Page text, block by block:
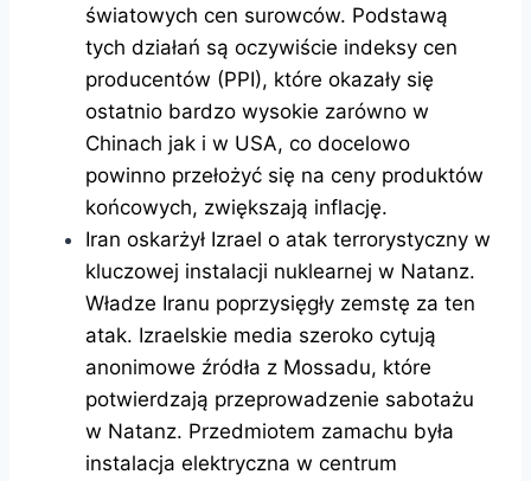
światowych cen surowców. Podstawą
tych działań są oczywiście indeksy cen
producentów (PPI), które okazały się
ostatnio bardzo wysokie zarówno w
Chinach jak i w USA, co docelowo
powinno przełożyć się na ceny produktów
końcowych, zwiększają inflację.
Iran oskarżył Izrael o atak terrorystyczny w
kluczowej instalacji nuklearnej w Natanz.
Władze Iranu poprzysięgły zemstę za ten
atak. Izraelskie media szeroko cytują
anonimowe źródła z Mossadu, które
potwierdzają przeprowadzenie sabotażu
w Natanz. Przedmiotem zamachu była
instalacja elektryczna w centrum